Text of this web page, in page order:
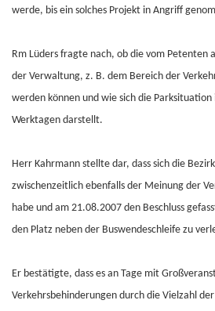
werde, bis ein solches Projekt in Angriff
Rm Lüders fragte nach, ob die vom Petenten
der Verwaltung, z. B. dem Bereich der
werden können und wie sich die Parksituation
Werktagen darstellt.
Herr Kahrmann stellte dar, dass sich die
zwischenzeitlich ebenfalls der Meinung der
habe und am 21.08.2007 den Beschluss
den Platz neben der Buswendeschleife zu
Er bestätigte, dass es an Tage mit
Verkehrsbehinderungen durch die Vielzahl